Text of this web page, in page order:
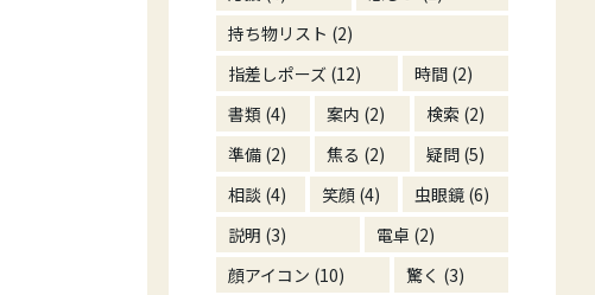
持ち物リスト (2)
指差しポーズ (12) 時間(2)
書類 (4) 案内 (2) 検索 (2)
準備 (2) 焦る (2) 疑問(5)
相談 (4) 笑顔(4) 虫眼鏡 (6)
説明 (3) 電卓 (2)
顔アイコン (10) 驚く (3)